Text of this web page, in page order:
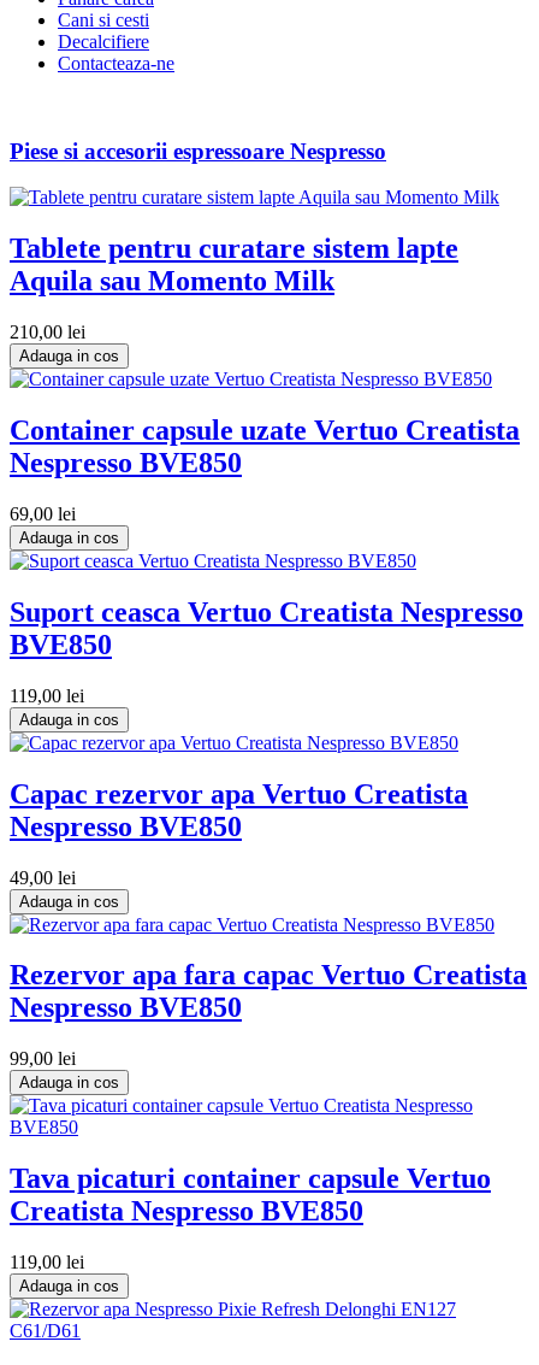
Cani si cesti
Decalcifiere
Contacteaza-ne
Piese si accesorii espressoare Nespresso
Tablete pentru curatare sistem lapte
Aquila sau Momento Milk
210,00 lei
Adauga in cos
Container capsule uzate Vertuo Creatista
Nespresso BVE850
69,00 lei
Adauga in cos
Suport ceasca Vertuo Creatista Nespresso
BVE850
119,00 lei
Adauga in cos
Capac rezervor apa Vertuo Creatista
Nespresso BVE850
49,00 lei
Adauga in cos
Rezervor apa fara capac Vertuo Creatista
Nespresso BVE850
99,00 lei
Adauga in cos
Tava picaturi container capsule Vertuo
Creatista Nespresso BVE850
119,00 lei
Adauga in cos